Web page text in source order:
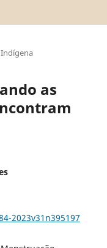
as
2023v31n395197